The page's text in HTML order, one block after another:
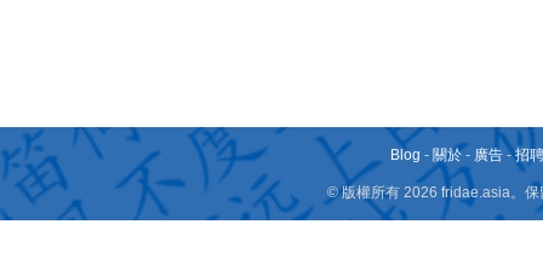
Blog - 關於 - 廣告 -招
© 版權所有 2026 fridae.asia。